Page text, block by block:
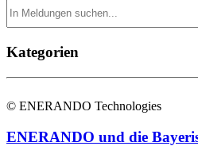
Kategorien
© ENERANDO Technologies
ENERANDO und die